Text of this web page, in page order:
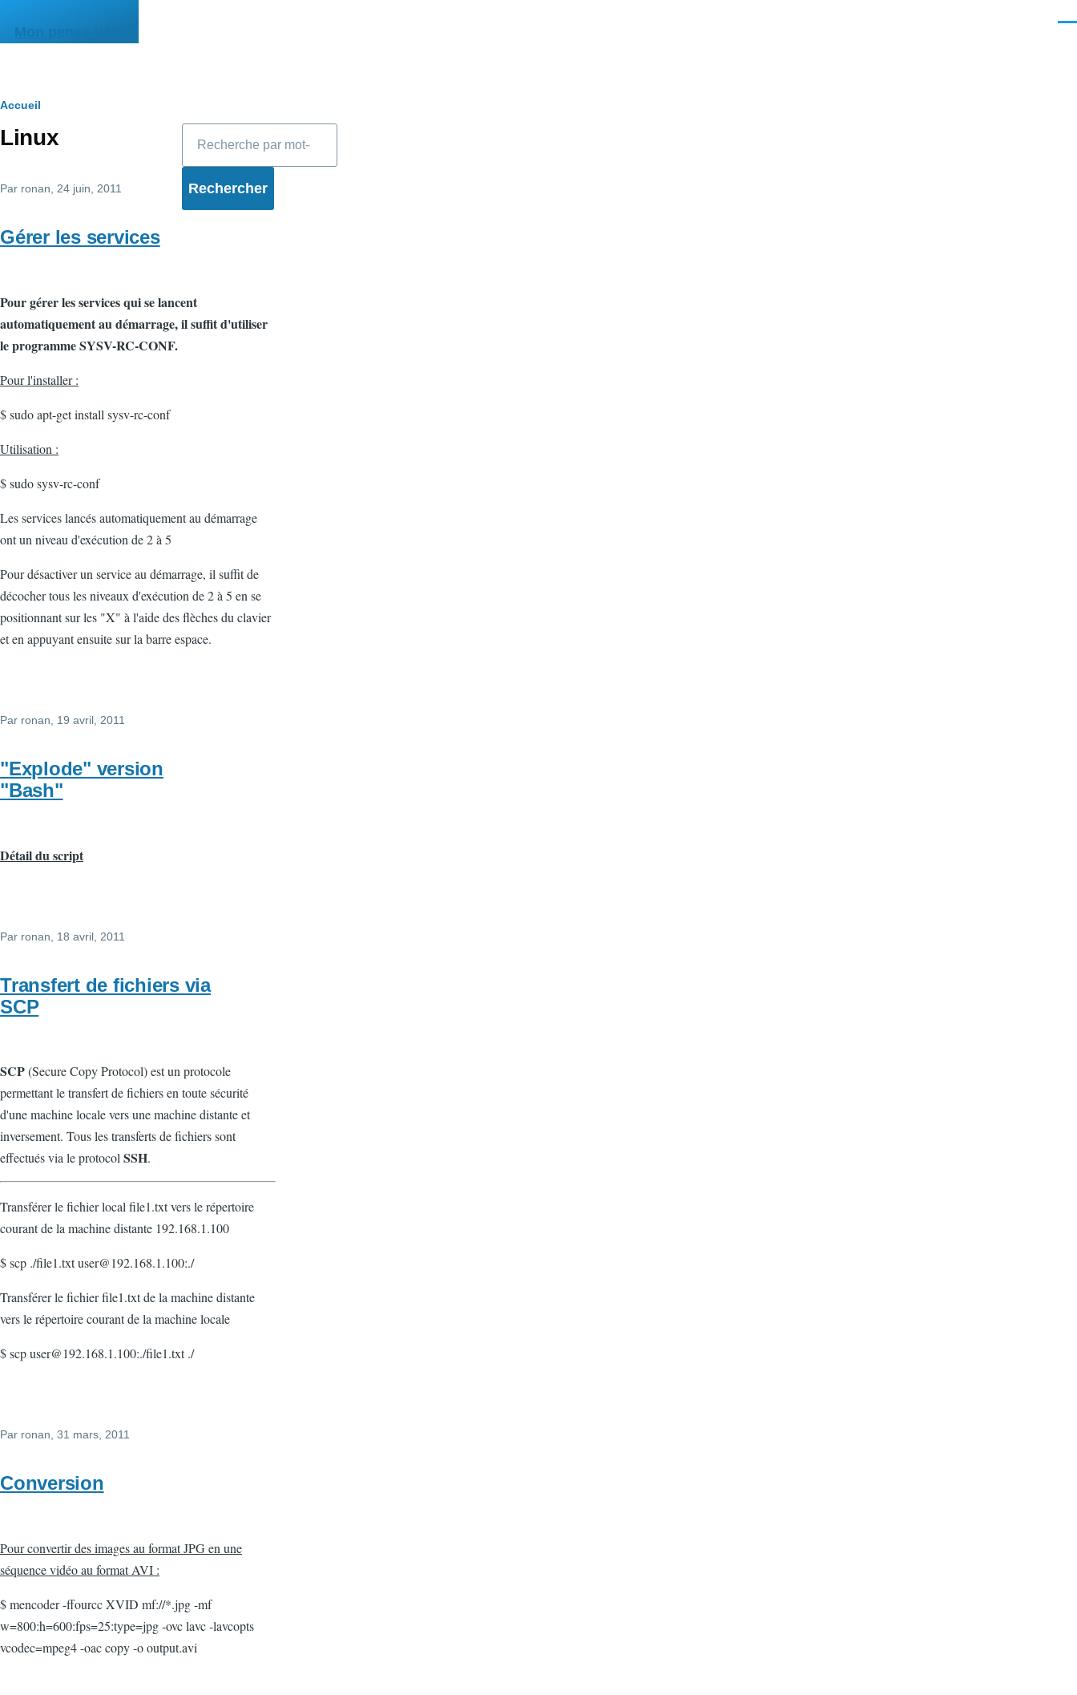
Mon pense-bête
Fil
d'Ariane
Accueil
Linux
Par ronan , 24 juin, 2011
Gérer les services
Pour gérer les services qui se lancent
automatiquement au démarrage, il suffit d'utiliser
le programme SYSV-RC-CONF.
Pour l'installer :
$ sudo apt-get install sysv-rc-conf
Utilisation :
$ sudo sysv-rc-conf
Les services lancés automatiquement au démarrage
ont un niveau d'exécution de 2 à 5
Pour désactiver un service au démarrage, il suffit de
décocher tous les niveaux d'exécution de 2 à 5 en se
positionnant sur les "X" à l'aide des flèches du clavier
et en appuyant ensuite sur la barre espace.
Par ronan , 19 avril, 2011
"Explode" version
"Bash"
Détail du script
Par ronan , 18 avril, 2011
Transfert de fichiers via
SCP
SCP(Secure Copy Protocol) est un protocole
permettant le transfert de fichiers en toute sécurité
d'une machine locale vers une machine distante et
inversement. Tous les transferts de fichiers sont
effectués via le protocolSSH.
Transférer le fichier local file1.txt vers le répertoire
courant de la machine distante 192.168.1.100
$ scp ./file1.txt user@192.168.1.100:./
Transférer le fichier file1.txt de la machine distante
vers le répertoire courant de la machine locale
$ scp user@192.168.1.100:./file1.txt ./
Par ronan, 31 mars, 2011
Conversion
Pour convertir des images au format JPG en une
séquence vidéo au format AVI :
$ mencoder -ffourcc XVID mf://*.jpg -mf
w=800:h=600:fps=25:type=jpg -ovc lavc -lavcopts
vcodec=mpeg4 -oac copy -o output.avi